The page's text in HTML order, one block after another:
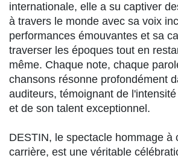
internationale, elle a su captiver
à travers le monde avec sa voix
performances émouvantes et sa
traverser les époques tout en
même. Chaque note, chaque
chansons résonne profondément
auditeurs, témoignant de
et de son talent exceptionnel.
DESTIN, le spectacle hommage à
carrière, est une véritable